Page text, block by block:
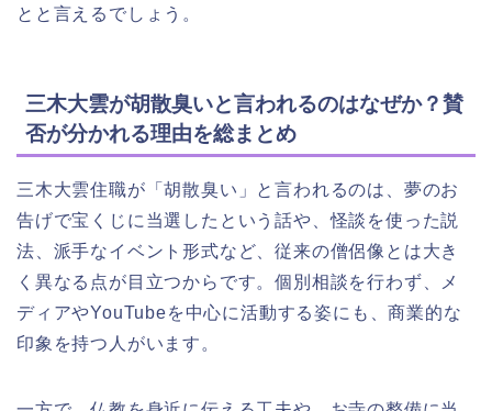
とと言えるでしょう。
三木大雲が胡散臭いと言われるのはなぜか？賛
否が分かれる理由を総まとめ
三木大雲住職が「胡散臭い」と言われるのは、夢のお
告げで宝くじに当選したという話や、怪談を使った説
法、派手なイベント形式など、従来の僧侶像とは大き
く異なる点が目立つからです。個別相談を行わず、メ
ディアやYouTubeを中心に活動する姿にも、商業的な
印象を持つ人がいます。